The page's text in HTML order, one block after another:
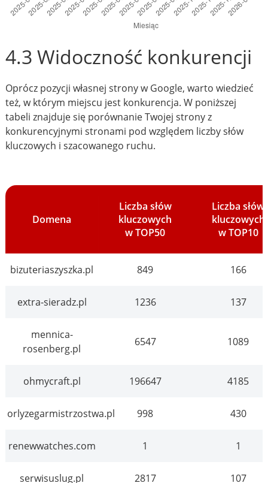
4.3 Widoczność konkurencji
Oprócz pozycji własnej strony w Google, warto wiedzieć
też, w którym miejscu jest konkurencja. W poniższej
tabeli znajduje się porównanie Twojej strony z
konkurencyjnymi stronami pod względem liczby słów
kluczowych i szacowanego ruchu.
Domena
Liczba słów
kluczowych
w TOP50
Liczba słów
kluczowych
w TOP10
bizuteriaszyszka.pl 849 166
extra-sieradz.pl 1236 137
mennica-
rosenberg.pl
6547 1089
ohmycraft.pl 196647 4185
orlyzegarmistrzostwa.pl 998 430
renewwatches.com 1 1
serwisuslug.pl 2817 107